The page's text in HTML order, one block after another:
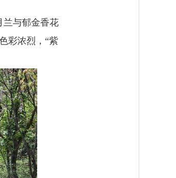
兰与郁金香花
彩浓烈，“紫